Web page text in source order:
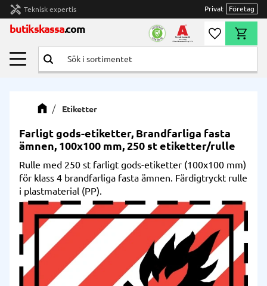
Meny
handyman Teknisk expertis Privat Företag
butikskassa.com Önskelista
Etiketter
Farligt gods-etiketter, Brandfarliga fasta
ämnen, 100x100 mm, 250 st etiketter/rulle
Rulle med 250 st farligt gods-etiketter (100x100 mm)
för klass 4 brandfarliga fasta ämnen. Färdigtryckt rulle
i plastmaterial (PP).